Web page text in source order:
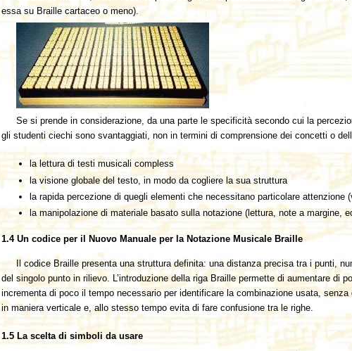
essa su Braille cartaceo o meno).
Se si prende in considerazione, da una parte le specificità secondo cui la
gli studenti ciechi sono svantaggiati, non in termini di comprensione dei concetti o
la lettura di testi musicali compless
la visione globale del testo, in modo da cogliere la sua struttura
la rapida percezione di quegli elementi che necessitano particolare
la manipolazione di materiale basato sulla notazione (lettura, note a margine,
1.4 Un codice per il Nuovo Manuale per la Notazione Musicale Braille
Il codice Braille presenta una struttura definita: una distanza precisa tra i punti,
del singolo punto in rilievo. L’introduzione della riga Braille permette di aumentare di
incrementa di poco il tempo necessario per identificare la combinazione usata,
in maniera verticale e, allo stesso tempo evita di fare confusione tra le righe.
1.5 La scelta di simboli da usare